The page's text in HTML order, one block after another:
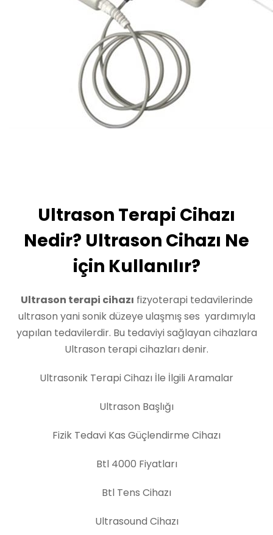
Ultrason Terapi Cihazı
Nedir? Ultrason Cihazı Ne
için Kullanılır?
Ultrason terapi cihazı fizyoterapi tedavilerinde
ultrason yani sonik düzeye ulaşmış ses yardımıyla
yapılan tedavilerdir. Bu tedaviyi sağlayan cihazlara
Ultrason terapi cihazları denir.
Ultrasonik Terapi Cihazı İle İlgili Aramalar
Ultrason Başlığı
Fizik Tedavi Kas Güçlendirme Cihazı
Btl 4000 Fiyatları
Btl Tens Cihazı
Ultrasound Cihazı